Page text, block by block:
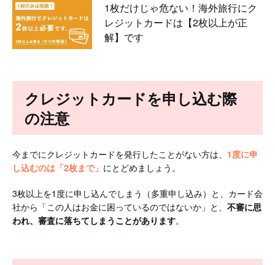
1枚だけじゃ危ない！海外旅行にク
レジットカードは【2枚以上が正
解】です
クレジットカードを申し込む際
の注意
今までにクレジットカードを発行したことがない方は、 1度に申
し込むのは「2枚まで」 にとどめましょう。
3枚以上を1度に申し込んでしまう（多重申し込み）と、カード会
社から「この人はお金に困っているのではないか」と、 不審に思
われ、審査に落ちてしまうことがあります。